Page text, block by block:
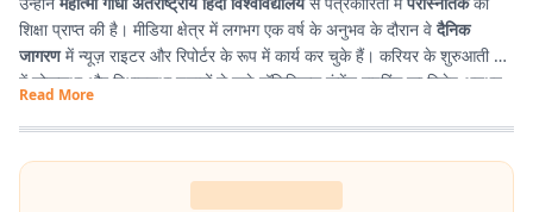
शिक्षा प्राप्त की है। मीडिया क्षेत्र में लगभग एक वर्ष के अनुभव के दौरान वेदैनिक
जागरणमें न्यूज़ राइटर और रिपोर्टर के रूप में कार्य कर चुके हैं। करियर के शुरुआती दौर
में लोकसभा और विधानसभा चुनावों से जुड़े पॉलिटिकल कंटेंट राइटिंग का विशेष अनुभव
प्राप्त किया। इसके अतिरिक्त उन्होंने
किया है, जिसके कारण साहित्य, पठन-पाठन, लेखन और कविता-सृजन में उनकी विशेष
रुचि है। सटीक, निष्पक्ष और प्रभावशाली लेखन के माध्यम से पाठकों तक विश्वसनीय
जानकारी पहुँचाना उनकी पेशेवर पहचान है।
Read More